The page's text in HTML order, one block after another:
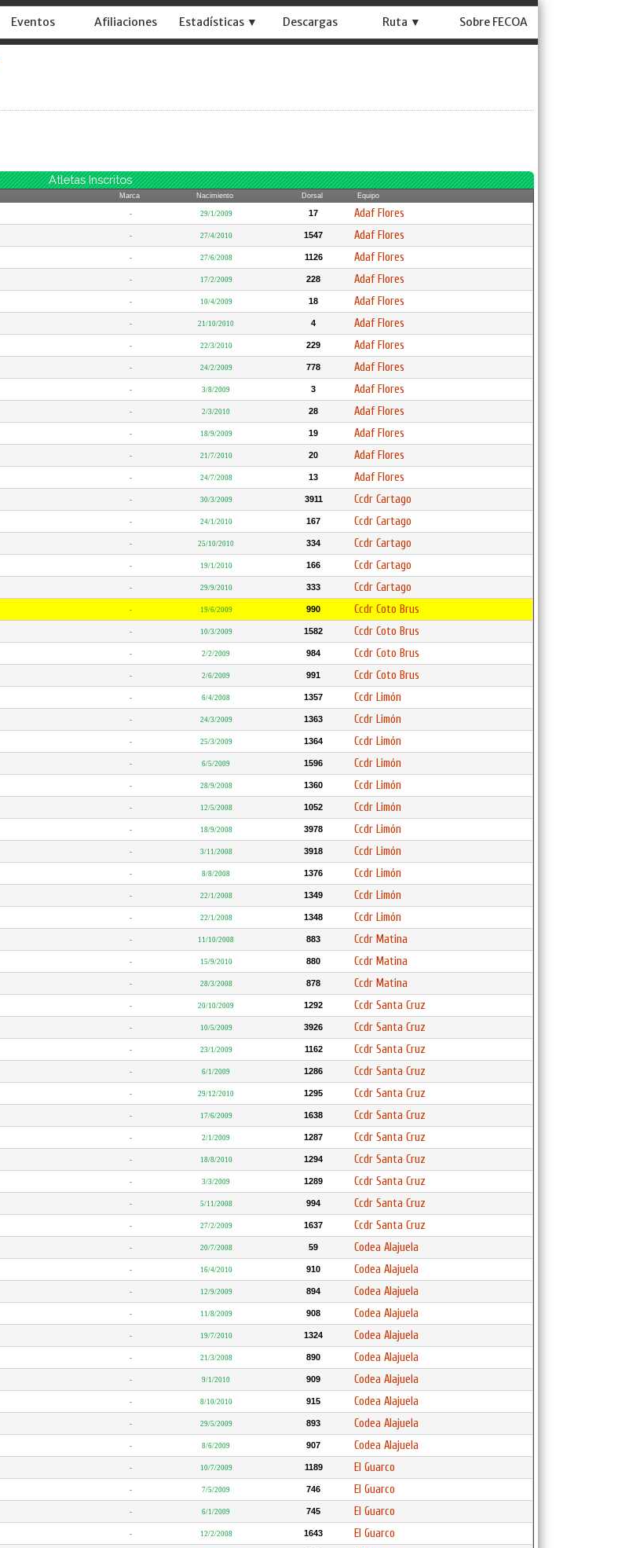
Eventos Afiliaciones Estadísticas ▼ Descargas Ruta ▼ Sobre FECOA
Atletas Inscritos
Marca Nacimiento Dorsal Equipo
- 29/1/2009 17 Adaf Flores
- 27/4/2010 1547 Adaf Flores
- 27/6/2008 1126 Adaf Flores
- 17/2/2009 228 Adaf Flores
- 10/4/2009 18 Adaf Flores
- 21/10/2010 4 Adaf Flores
- 22/3/2010 229 Adaf Flores
- 24/2/2009 778 Adaf Flores
- 3/8/2009 3 Adaf Flores
- 2/3/2010 28 Adaf Flores
- 18/9/2009 19 Adaf Flores
- 21/7/2010 20 Adaf Flores
- 24/7/2008 13 Adaf Flores
- 30/3/2009 3911 Ccdr Cartago
- 24/1/2010 167 Ccdr Cartago
- 25/10/2010 334 Ccdr Cartago
- 19/1/2010 166 Ccdr Cartago
- 29/9/2010 333 Ccdr Cartago
- 19/6/2009 990 Ccdr Coto Brus
- 10/3/2009 1582 Ccdr Coto Brus
- 2/2/2009 984 Ccdr Coto Brus
- 2/6/2009 991 Ccdr Coto Brus
- 6/4/2008 1357 Ccdr Limón
- 24/3/2009 1363 Ccdr Limón
- 25/3/2009 1364 Ccdr Limón
- 6/5/2009 1596 Ccdr Limón
- 28/9/2008 1360 Ccdr Limón
- 12/5/2008 1052 Ccdr Limón
- 18/9/2008 3978 Ccdr Limón
- 3/11/2008 3918 Ccdr Limón
- 8/8/2008 1376 Ccdr Limón
- 22/1/2008 1349 Ccdr Limón
- 22/1/2008 1348 Ccdr Limón
- 11/10/2008 883 Ccdr Matina
- 15/9/2010 880 Ccdr Matina
- 28/3/2008 878 Ccdr Matina
- 20/10/2009 1292 Ccdr Santa Cruz
- 10/5/2009 3926 Ccdr Santa Cruz
- 23/1/2009 1162 Ccdr Santa Cruz
- 6/1/2009 1286 Ccdr Santa Cruz
- 29/12/2010 1295 Ccdr Santa Cruz
- 17/6/2009 1638 Ccdr Santa Cruz
- 2/1/2009 1287 Ccdr Santa Cruz
- 18/8/2010 1294 Ccdr Santa Cruz
- 3/3/2009 1289 Ccdr Santa Cruz
- 5/11/2008 994 Ccdr Santa Cruz
- 27/2/2009 1637 Ccdr Santa Cruz
- 20/7/2008 59 Codea Alajuela
- 16/4/2010 910 Codea Alajuela
- 12/9/2009 894 Codea Alajuela
- 11/8/2009 908 Codea Alajuela
- 19/7/2010 1324 Codea Alajuela
- 21/3/2008 890 Codea Alajuela
- 9/1/2010 909 Codea Alajuela
- 8/10/2010 915 Codea Alajuela
- 29/5/2009 893 Codea Alajuela
- 8/6/2009 907 Codea Alajuela
- 10/7/2009 1189 El Guarco
- 7/5/2009 746 El Guarco
- 6/1/2009 745 El Guarco
- 12/2/2008 1643 El Guarco